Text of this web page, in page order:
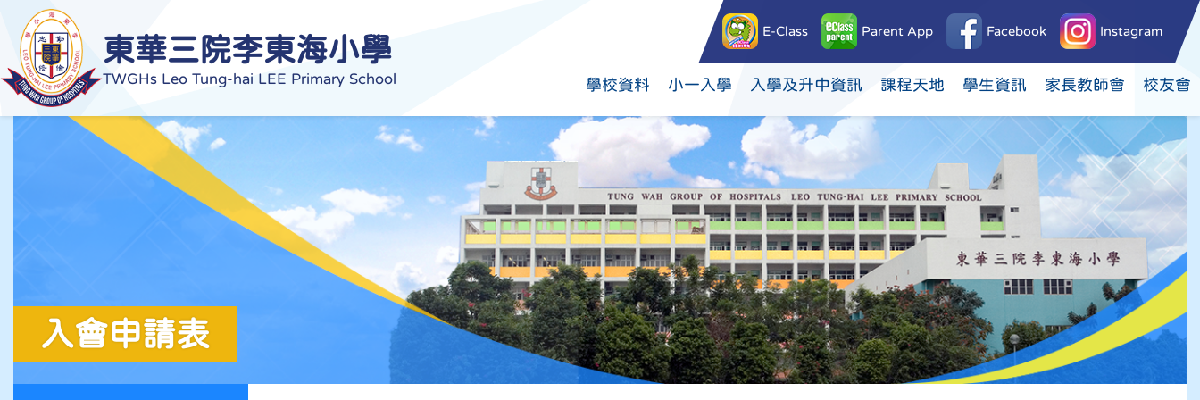
東華三院李東海小學
TWGHs Leo Tung-hai LEE Primary School
E-Class Parent App Facebook Instagram
學校資料 小一入學 入學及升中資訊 課程天地 學生資訊 家長教師會 校友會
入會申請表